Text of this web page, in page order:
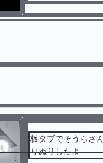
板タブでそうらさ
りぬりしたよ